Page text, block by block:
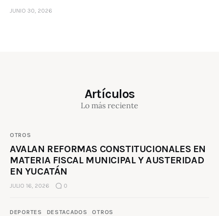
JUNIO 30, 2026
Artículos
Lo más reciente
OTROS
AVALAN REFORMAS CONSTITUCIONALES EN
MATERIA FISCAL MUNICIPAL Y AUSTERIDAD
EN YUCATÁN
JULIO 16, 2026 0
DEPORTES DESTACADOS OTROS